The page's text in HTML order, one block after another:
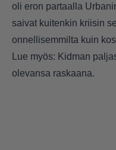
oli eron partaalla
saivat kuitenkin kriisin
onnellisemmilta kuin
Lue myös: Kidman
olevansa raskaana.